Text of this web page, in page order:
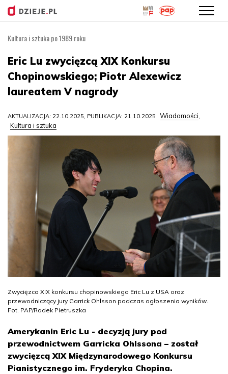
treści
Kultura i sztuka po 1989 roku
Eric Lu zwycięzcą XIX Konkursu
Chopinowskiego; Piotr Alexewicz
laureatem V nagrody
AKTUALIZACJA: 22.10.2025, PUBLIKACJA: 21.10.2025 Wiadomości,
Kultura i sztuka
Zwycięzca XIX konkursu chopinowskiego Eric Lu z USA oraz
przewodniczący jury Garrick Ohlsson podczas ogłoszenia wyników.
Fot. PAP/Radek Pietruszka
Amerykanin Eric Lu - decyzją jury pod
przewodnictwem Garricka Ohlssona – został
zwycięzcą XIX Międzynarodowego Konkursu
Pianistycznego im. Fryderyka Chopina.